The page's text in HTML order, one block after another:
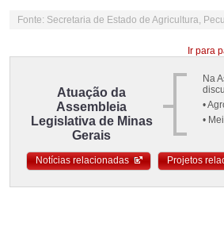
Fonte: Secretaria de Estado de Agricultura,
Ir para
Atuação da
Assembleia
Legislativa de Minas
Gerais
Na
•
•
Notícias relacionadas Projetos